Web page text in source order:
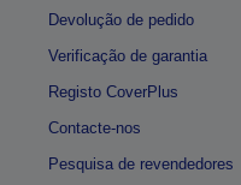
Devolução de pedido
Verificação de garantia
Registo CoverPlus
Contacte-nos
Pesquisa de revendedores